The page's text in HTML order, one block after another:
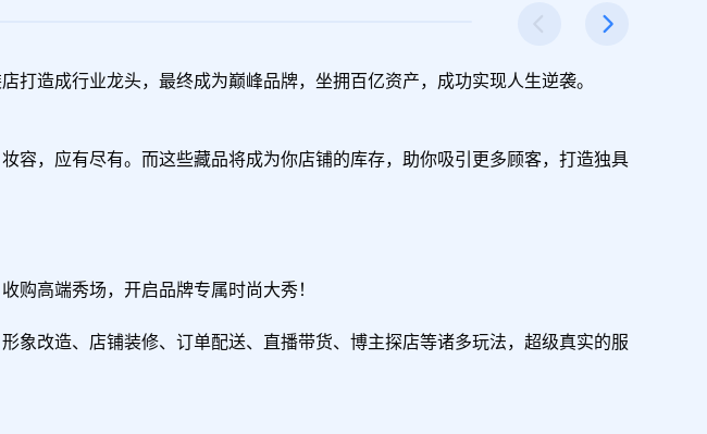
造成行业龙头，最终成为巅峰品牌，坐拥百亿资产，成功实现人生逆袭。
容，应有尽有。而这些藏品将成为你店铺的库存，助你吸引更多顾客，打造独具
高端秀场，开启品牌专属时尚大秀！
改造、店铺装修、订单配送、直播带货、博主探店等诸多玩法，超级真实的服